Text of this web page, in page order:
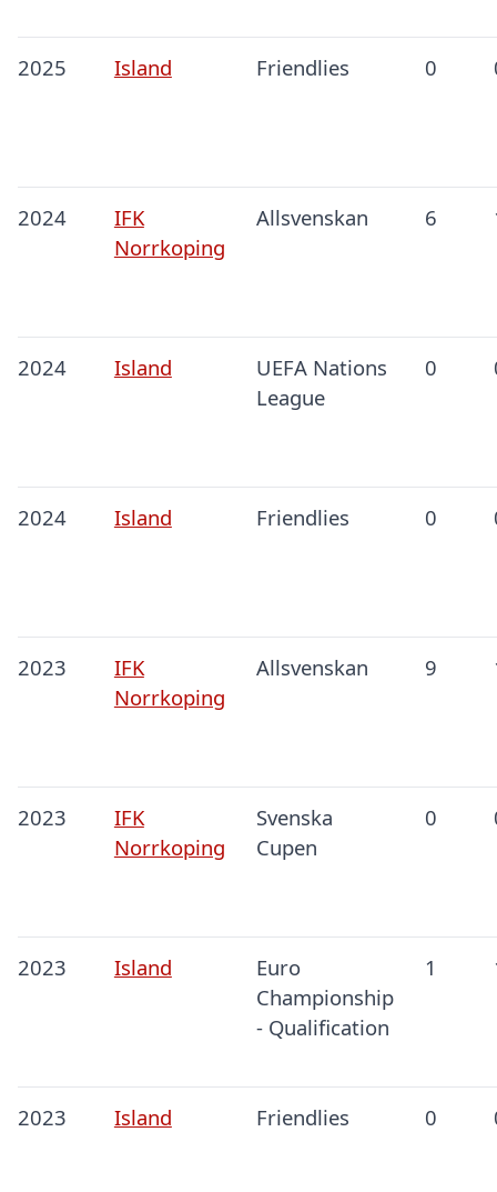
2025 Island Friendlies 0
2024
IFK
Norrkoping
Allsvenskan 6
2024 Island
UEFA Nations
League
0
2024 Island Friendlies 0
2023
IFK
Norrkoping
Allsvenskan 9
2023
IFK
Norrkoping
Svenska
Cupen
0
2023 Island
Euro
Championship
- Qualification
1
2023 Island Friendlies 0